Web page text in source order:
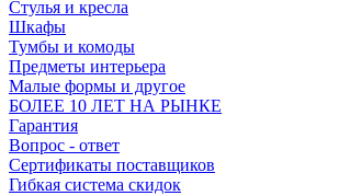
Стулья и кресла
Шкафы
Тумбы и комоды
Предметы интерьера
Малые формы и другое
БОЛЕЕ 10 ЛЕТ НА РЫНКЕ
Гарантия
Вопрос - ответ
Сертификаты поставщиков
Гибкая система скидок